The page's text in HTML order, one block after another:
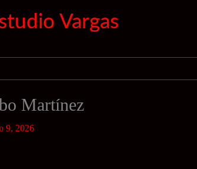
Vargas
Martínez
9, 2026